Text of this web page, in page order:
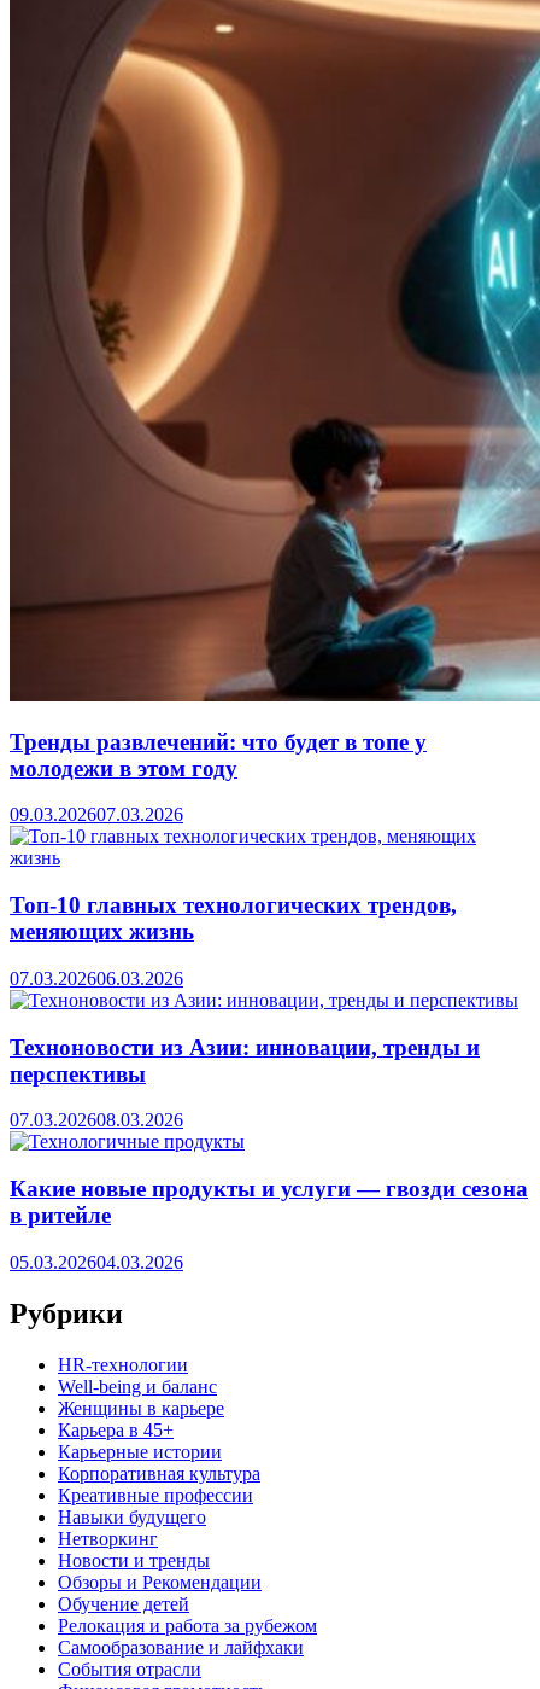
Тренды развлечений: что будет в топе у
молодежи в этом году
09.03.202607.03.2026
Топ-10 главных технологических трендов,
меняющих жизнь
07.03.202606.03.2026
Техноновости из Азии: инновации, тренды и
перспективы
07.03.202608.03.2026
Какие новые продукты и услуги — гвозди сезона
в ритейле
05.03.202604.03.2026
Рубрики
HR‑технологии
Well-being и баланс
Женщины в карьере
Карьера в 45+
Карьерные истории
Корпоративная культура
Креативные профессии
Навыки будущего
Нетворкинг
Новости и тренды
Обзоры и Рекомендации
Обучение детей
Релокация и работа за рубежом
Самообразование и лайфхаки
События отрасли